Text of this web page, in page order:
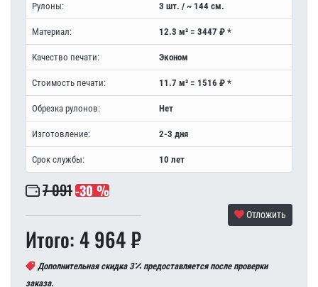
Рулоны: 3 шт. / ~ 144 см.
Материал: 12.3 м² = 3447 ₽ *
Качество печати: Эконом
Стоимость печати: 11.7 м² = 1516 ₽ *
Обрезка рулонов: Нет
Изготовление: 2-3 дня
Срок службы: 10 лет
7 091-30 %
Итого: 4 964 ₽
Отложить
Дополнительная скидка 3
предоставляется после проверки
заказа.